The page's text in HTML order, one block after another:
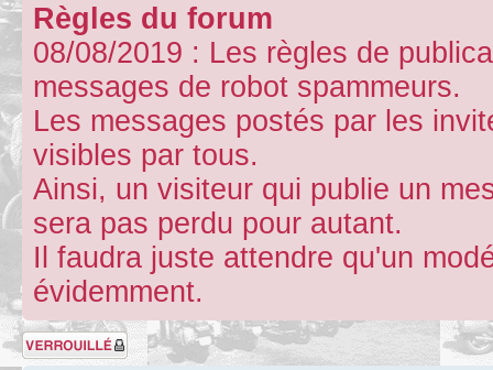
Règles du forum
08/08/2019 : Les règles de
messages de robot spammeurs.
Les messages postés par les
visibles par tous.
Ainsi, un visiteur qui publie un
sera pas perdu pour autant.
Il faudra juste attendre qu'un
évidemment.
Sujet verrouillé